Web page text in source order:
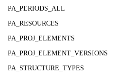
PA_PERIODS_ALL
PA_RESOURCES
PA_PROJ_ELEMENTS
PA_PROJ_ELEMENT_VERSIONS
PA_STRUCTURE_TYPES